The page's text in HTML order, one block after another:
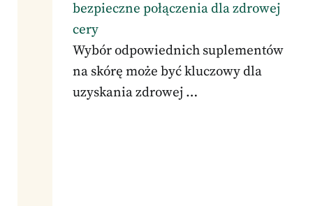
bezpieczne połączenia dla zdrowej
cery
Wybór odpowiednich suplementów
na skórę może być kluczowy dla
uzyskania zdrowej …